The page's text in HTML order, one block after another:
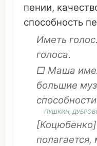
пении,
способность
Иметь голос.
голоса.
□ Маша
большие
способности
ПУШКИН,
[Коцюбенко]
полагается,